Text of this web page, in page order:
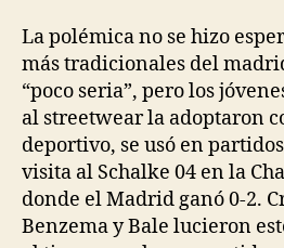
La polémica no se hizo
más tradicionales del
“poco seria”, pero los
al streetwear la adoptaron
deportivo, se usó en
visita al Schalke 04 en la
donde el Madrid ganó 0-2.
Benzema y Bale lucieron